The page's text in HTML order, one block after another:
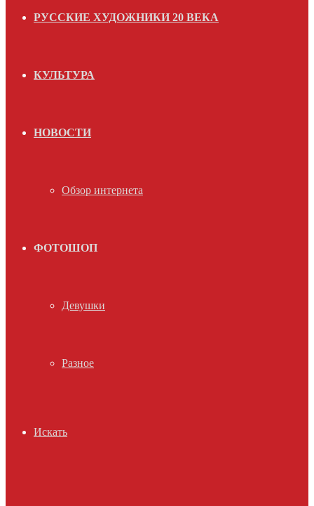
РУССКИЕ ХУДОЖНИКИ 20 ВЕКА
КУЛЬТУРА
НОВОСТИ
Обзор интернета
ФОТОШОП
Девушки
Разное
Искать